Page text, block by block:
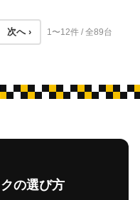
次へ › 1〜12件 / 全89台
の選び方